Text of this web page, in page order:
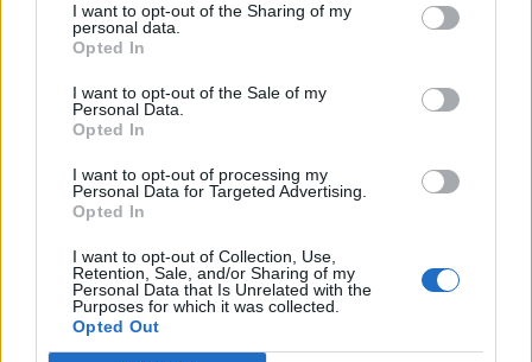
I want to opt-out of the Sharing of my
personal data.
Opted In
I want to opt-out of the Sale of my
Personal Data.
Opted In
I want to opt-out of processing my
Personal Data for Targeted Advertising.
Opted In
I want to opt-out of Collection, Use,
Retention, Sale, and/or Sharing of my
Personal Data that Is Unrelated with the
Purposes for which it was collected.
Opted Out
munkahelyeken: hamarosan százezrével
tűnnek el a dolgozók
Bár a magyar munkaerőpiac látszólag stabil, hiszen a
foglalkoztatottság továbbra is magas, a munkanélküliség